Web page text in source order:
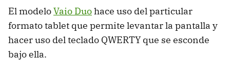
El modeloVaio Duohace uso del particular
formato tablet que permite levantar la pantalla y
hacer uso del teclado QWERTY que se esconde
bajo ella.